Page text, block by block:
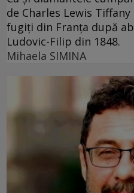
de Charles Lewis
fugiți din Franța după
Ludovic-Filip din 1848.
Mihaela SIMINA